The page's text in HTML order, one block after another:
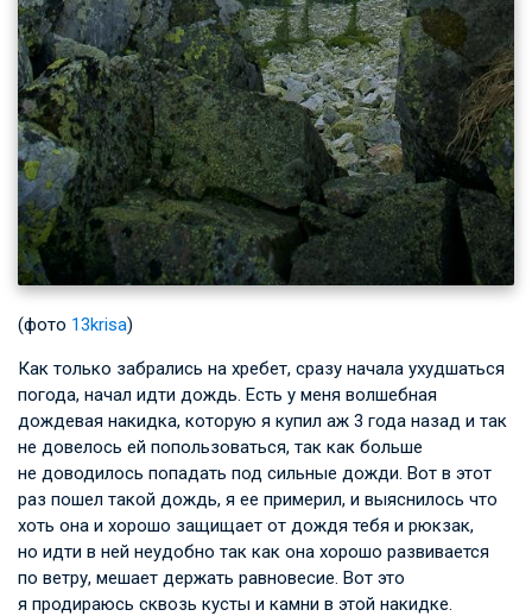
(фото 13krisa)
Как только забрались на хребет, сразу начала ухудшаться
погода, начал идти дождь. Есть у меня волшебная
дождевая накидка, которую я купил аж 3 года назад и так
не довелось ей попользоваться, так как больше
не доводилось попадать под сильные дожди. Вот в этот
раз пошел такой дождь, я ее примерил, и выяснилось что
хоть она и хорошо защищает от дождя тебя и рюкзак,
но идти в ней неудобно так как она хорошо развивается
по ветру, мешает держать равновесие. Вот это
я продираюсь сквозь кусты и камни в этой накидке.